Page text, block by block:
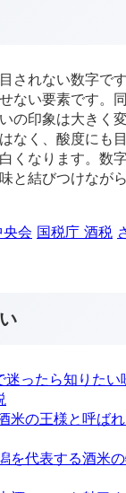
されない数字で
ない要素です。
の印象は大きく
なく、酸度にも
くなります。数
と結びつけなが
会 国税庁 酒税
迷ったら知りた
米の王様と呼ば
を代表する酒米